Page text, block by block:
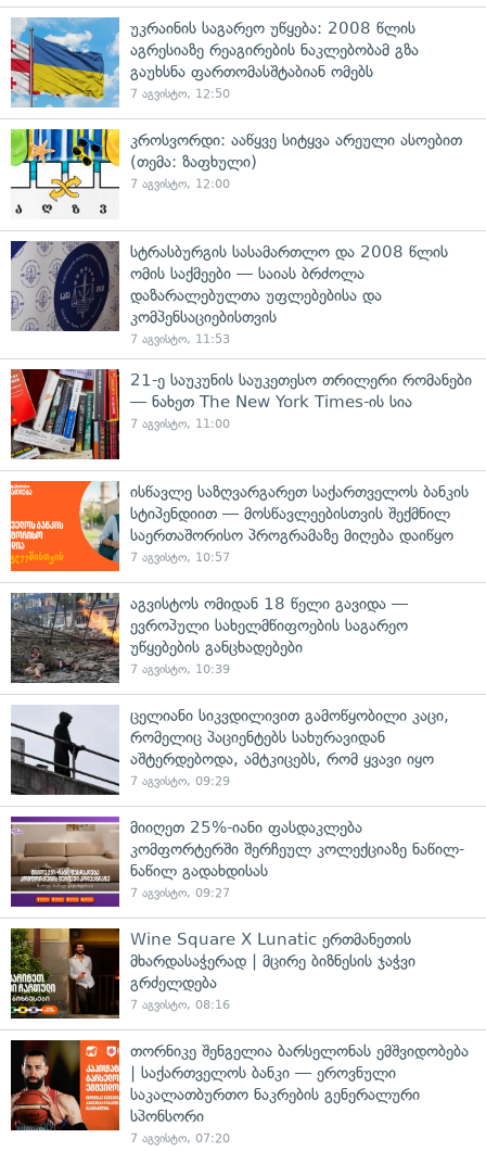
უკრაინის საგარეო უწყება: 2008 წლის
აგრესიაზე რეაგირების ნაკლებობამ გზა
გაუხსნა ფართომასშტაბიან ომებს
7 აგვისტო, 12:50
კროსვორდი: ააწყვე სიტყვა არეული ასოებით
(თემა: ზაფხული)
7 აგვისტო, 12:00
სტრასბურგის სასამართლო და 2008 წლის
ომის საქმეები — საიას ბრძოლა
დაზარალებულთა უფლებებისა და
კომპენსაციებისთვის
7 აგვისტო, 11:53
21-ე საუკუნის საუკეთესო თრილერი რომანები
— ნახეთ The New York Times-ის სია
7 აგვისტო, 11:00
ისწავლე საზღვარგარეთ საქართველოს ბანკის
სტიპენდიით — მოსწავლეებისთვის შექმნილ
საერთაშორისო პროგრამაზე მიღება დაიწყო
7 აგვისტო, 10:57
აგვისტოს ომიდან 18 წელი გავიდა —
ევროპული სახელმწიფოების საგარეო
უწყებების განცხადებები
7 აგვისტო, 10:39
ცელიანი სიკვდილივით გამოწყობილი კაცი,
რომელიც პაციენტებს სახურავიდან
აშტერდებოდა, ამტკიცებს, რომ ყვავი იყო
7 აგვისტო, 09:29
მიიღეთ 25%-იანი ფასდაკლება
კომფორტერში შერჩეულ კოლექციაზე ნაწილ-
ნაწილ გადახდისას
7 აგვისტო, 09:27
Wine Square X Lunatic ერთმანეთის
მხარდასაჭერად | მცირე ბიზნესის ჯაჭვი
გრძელდება
7 აგვისტო, 08:16
თორნიკე შენგელია ბარსელონას ემშვიდობება
| საქართველოს ბანკი — ეროვნული
საკალათბურთო ნაკრების გენერალური
სპონსორი
7 აგვისტო, 07:20